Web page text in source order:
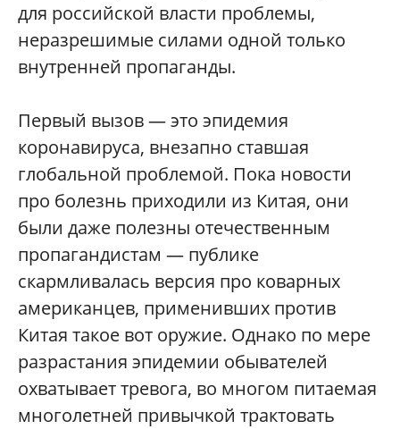
для российской власти проблемы,
неразрешимые силами одной только
внутренней пропаганды.
Первый вызов — это эпидемия
коронавируса, внезапно ставшая
глобальной проблемой. Пока новости
про болезнь приходили из Китая, они
были даже полезны отечественным
пропагандистам — публике
скармливалась версия про коварных
американцев, применивших против
Китая такое вот оружие. Однако по мере
разрастания эпидемии обывателей
охватывает тревога, во многом питаемая
многолетней привычкой трактовать